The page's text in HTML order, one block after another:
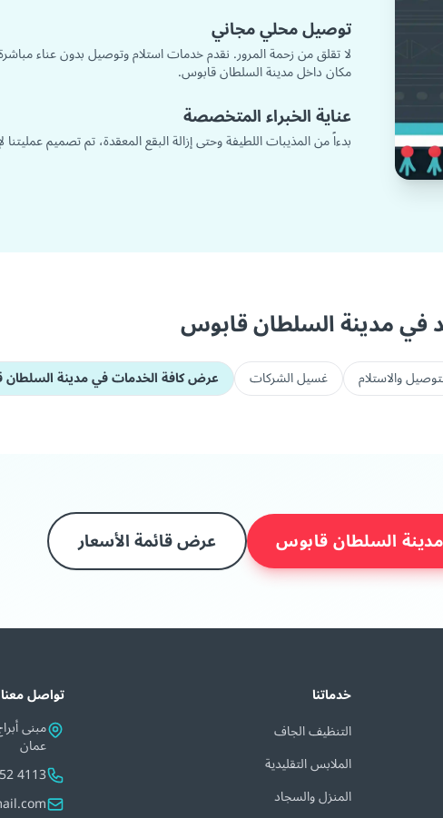
توصيل محلي مجاني
لا تقلق من زحمة المرور. نقدم خدمات استلام وتوصيل بدون عناء
مكان داخل مدينة السلطان قابوس.
عناية الخبراء المتخصصة
بدءاً من المذيبات اللطيفة وحتى إزالة البقع المعقدة، تم تصميم
في مدينة السلطان قابوس
والاستلام غسيل الشركات عرض كافة الخدمات في مدينة
السلطان قابوس عرض قائمة الأسعار
خدماتنا
التنظيف الجاف
الملابس التقليدية
المنزل والسجاد
تواصل معنا
مبنى
عمان
4113